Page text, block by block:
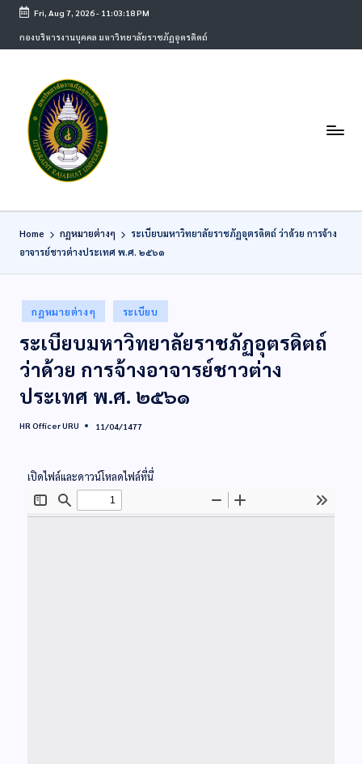
Fri, Aug 7, 2026- 11:03:18 PM
กองบริหารงานบุคคล มหาวิทยาลัยราชภัฏอุตรดิตถ์
Home กฏหมายต่างๆ
ระเบียบมหาวิทยาลัยราชภัฏอุตรดิตถ์ ว่าด้วย การจ้าง
อาจารย์ชาวต่างประเทศ พ.ศ. ๒๕๖๑
กฏหมายต่างๆ ระเบียบ
ระเบียบมหาวิทยาลัยราชภัฏอุตรดิตถ์
ว่าด้วย การจ้างอาจารย์ชาวต่าง
ประเทศ พ.ศ. ๒๕๖๑
HR Officer URU 11/04/1477
เปิดไฟล์และดาวน์โหลดไฟล์ที่นี่